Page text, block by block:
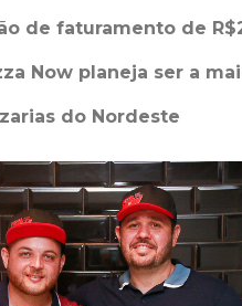
de faturamento de
Now planeja ser a
do Nordeste